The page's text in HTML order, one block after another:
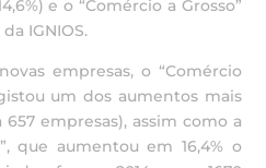
e o “Comércio a Grosso”
IGNIOS.
empresas, o “Comércio
um dos aumentos mais
657 empresas), assim como a
que aumentou em 16,4% o